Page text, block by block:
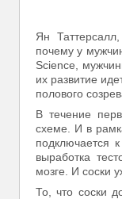
Ян
почему у
Science,
их развитие
полового
В течение
схеме. И в
подключается
выработка
мозге. И соски
То, что соски